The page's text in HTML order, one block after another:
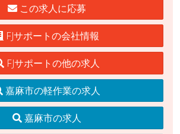
この求人に応募
FJサポートの会社情報
FJサポートの他の求人
嘉麻市の軽作業の求人
嘉麻市の求人